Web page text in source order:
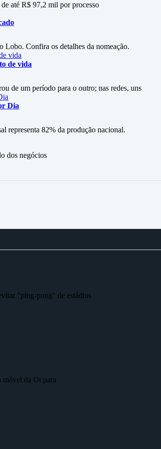
até R$ 97,2 mil por processo
Confira os detalhes da nomeação.
de vida
de um período para o outro; nas redes, uns
Dia
representa 82% da produção nacional.
dos negócios
"ping-pong" de estádios
móvel da Oi para